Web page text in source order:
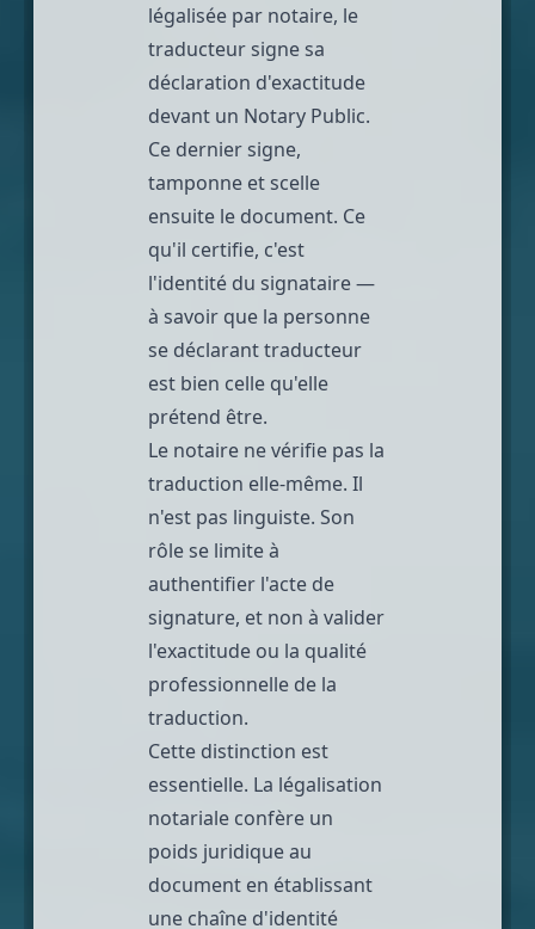
légalisée par notaire, le
traducteur signe sa
déclaration d'exactitude
devant un Notary Public.
Ce dernier signe,
tamponne et scelle
ensuite le document. Ce
qu'il certifie, c'est
l'identité du signataire —
à savoir que la personne
se déclarant traducteur
est bien celle qu'elle
prétend être.
Le notaire ne vérifie pas la
traduction elle-même. Il
n'est pas linguiste. Son
rôle se limite à
authentifier l'acte de
signature, et non à valider
l'exactitude ou la qualité
professionnelle de la
traduction.
Cette distinction est
essentielle. La légalisation
notariale confère un
poids juridique au
document en établissant
une chaîne d'identité